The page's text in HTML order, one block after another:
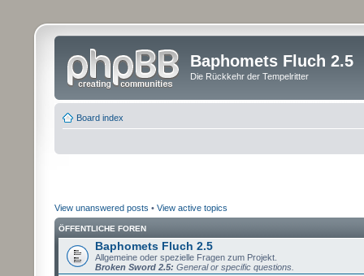
Baphomets Fluch 2.5
Die Rückkehr der Tempelritter
Board index
View unanswered posts • View active topics
ÖFFENTLICHE FOREN
Baphomets Fluch 2.5
Allgemeine oder spezielle Fragen zum Projekt.
Broken Sword 2.5: General or specific questions.